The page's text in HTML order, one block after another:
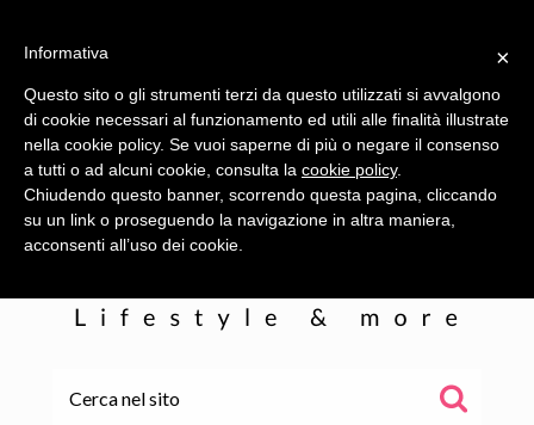
×
Informativa
Questo sito o gli strumenti terzi da questo utilizzati si avvalgono
di cookie necessari al funzionamento ed utili alle finalità illustrate
nella cookie policy. Se vuoi saperne di più o negare il consenso
a tutti o ad alcuni cookie, consulta la cookie policy.
Chiudendo questo banner, scorrendo questa pagina, cliccando
su un link o proseguendo la navigazione in altra maniera,
acconsenti all’uso dei cookie.